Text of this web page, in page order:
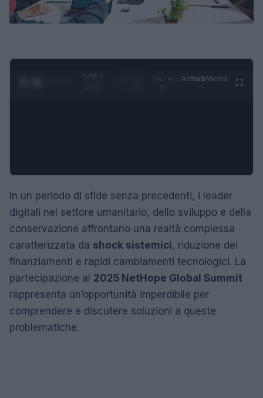
0:28 /
AdhubMedia
In un periodo di sfide senza precedenti, i leader
digitali nel settore umanitario, dello sviluppo e della
conservazione affrontano una realtà complessa
caratterizzata da shock sistemici, riduzione dei
finanziamenti e rapidi cambiamenti tecnologici. La
partecipazione al 2025 NetHope Global Summit
rappresenta un’opportunità imperdibile per
comprendere e discutere soluzioni a queste
problematiche.